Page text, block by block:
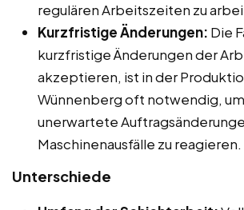
regulären Arbeitszeiten zu
Kurzfristige Änderungen: Die
kurzfristige Änderungen der
akzeptieren, ist in der
Wünnenberg oft notwendig,
unerwartete
Maschinenausfälle zu reagieren.
Unterschiede